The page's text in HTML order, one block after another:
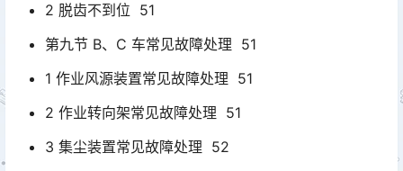
2 脱齿不到位 51
第九节 B、C 车常见故障处理 51
1 作业风源装置常见故障处理 51
2 作业转向架常见故障处理 51
3 集尘装置常见故障处理 52